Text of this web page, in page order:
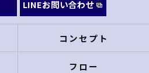
LINEお問い合わせ
コンセプト
フロー